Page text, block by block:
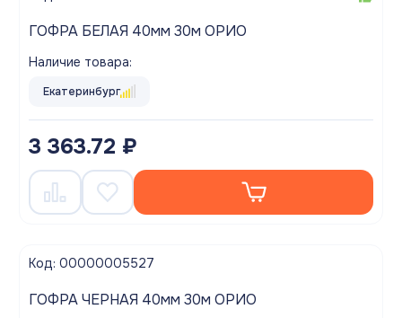
ГОФРА БЕЛАЯ 40мм 30м ОРИО
Наличие товара:
Екатеринбург
3 363.72 ₽
Код: 00000005527
ГОФРА ЧЕРНАЯ 40мм 30м ОРИО